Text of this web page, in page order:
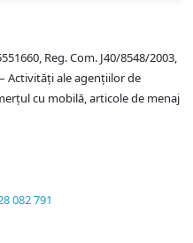
Reg. Com. J40/8548/2003,
Activități ale agențiilor de
cu mobilă, articole de menaj
082 791